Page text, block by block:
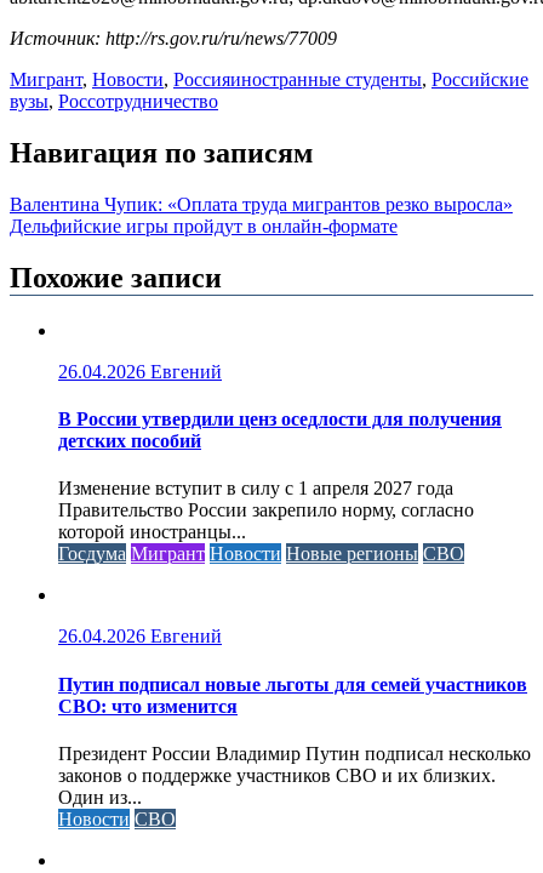
Источник: http://rs.gov.ru/ru/news/77009
Мигрант, Новости, Россияиностранные студенты, Российские
вузы, Россотрудничество
Навигация по записям
Валентина Чупик: «Оплата труда мигрантов резко выросла»
Дельфийские игры пройдут в онлайн-формате
Похожие записи
26.04.2026 Евгений
В России утвердили ценз оседлости для получения
детских пособий
Изменение вступит в силу с 1 апреля 2027 года
Правительство России закрепило норму, согласно
которой иностранцы...
Госдума Мигрант Новости Новые регионы СВО
26.04.2026 Евгений
Путин подписал новые льготы для семей участников
СВО: что изменится
Президент России Владимир Путин подписал несколько
законов о поддержке участников СВО и их близких.
Один из...
Новости СВО